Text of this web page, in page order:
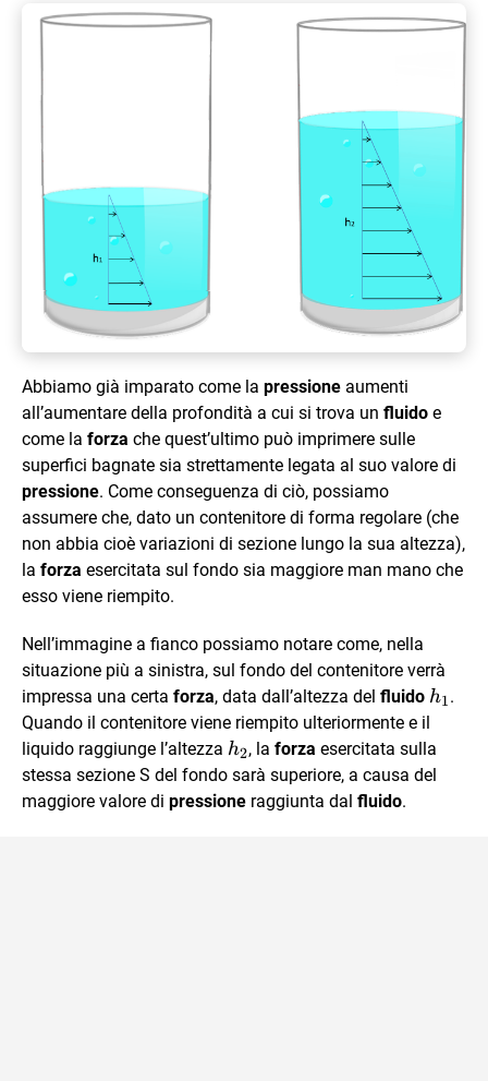
Abbiamo già imparato come la pressione aumenti
all’aumentare della profondità a cui si trova un fluido e
come la forza che quest’ultimo può imprimere sulle
superfici bagnate sia strettamente legata al suo valore di
pressione. Come conseguenza di ciò, possiamo
assumere che, dato un contenitore di forma regolare (che
non abbia cioè variazioni di sezione lungo la sua altezza),
la forza esercitata sul fondo sia maggiore man mano che
esso viene riempito.
Nell’immagine a fianco possiamo notare come, nella
situazione più a sinistra, sul fondo del contenitore verrà
impressa una certa forza, data dall’altezza del fluido h_{1}
h1.
Quando il contenitore viene riempito ulteriormente e il
liquido raggiunge l’altezza h_{2}
h2, la forza esercitata sulla
stessa sezione S del fondo sarà superiore, a causa del
maggiore valore di pressione raggiunta dal fluido.